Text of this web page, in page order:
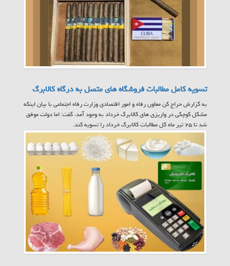
تسویه کامل مطالبات فروشگاه های متصل به درگاه کالابرگ
به گزارش حراج کن معاون رفاه و امور اقتصادی وزارت رفاه اجتماعی با بیان اینکه
مشکل کوچکی در واریزی های کالابرگ خرداد به وجود آمد، گفت: اما دولت موفق
شد تا ۲۵ تیر ماه کل مطالبات کالابرگ خرداد را تسویه کند.